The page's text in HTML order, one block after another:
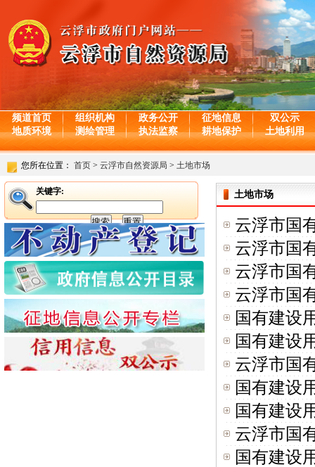
频道首页 组织机构 政务公开 征地信息
双公示
地质环境
测绘管理 执法监察 耕地保护 土地利用
您所在位置： 首页 > 云浮市自然资源局 > 土地市场
关键字: 土地市场
云浮市国
云浮市国
云浮市国
云浮市国
国有建设
国有建设
云浮市国
国有建设
国有建设
云浮市国
国有建设